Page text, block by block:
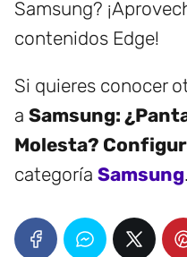
Samsung?
contenidos Edge!
Si quieres conocer
a Samsung:
Molesta?
categoría Samsung.